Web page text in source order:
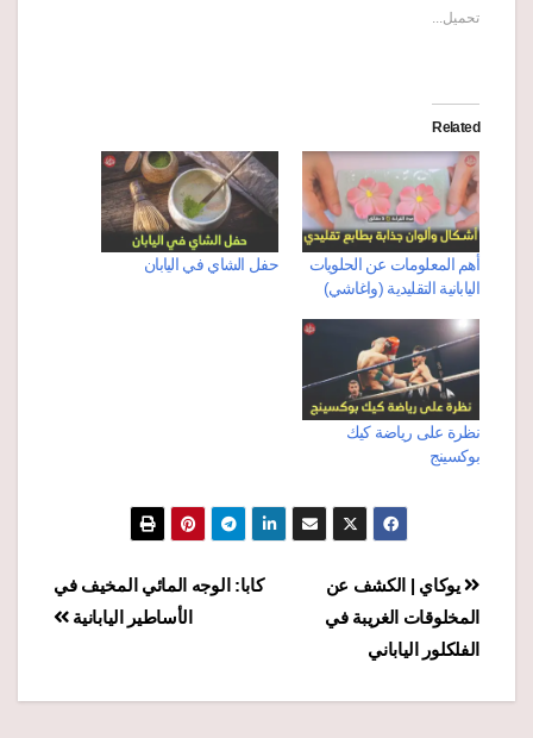
تحميل...
Related
أهم المعلومات عن الحلويات
اليابانية التقليدية (واغاشي)
حفل الشاي في اليابان
نظرة على رياضة كيك
بوكسينج
تصفّح
المقالات
كابا: الوجه المائي المخيف في
الأساطير اليابانية
يوكاي | الكشف عن
المخلوقات الغريبة في
الفلكلور الياباني